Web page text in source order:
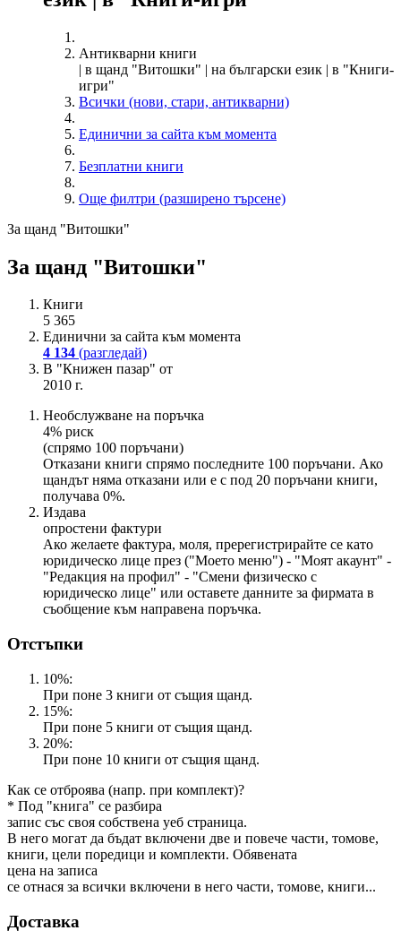
Антикварни книги
| в щанд "Витошки" | на български език | в "Книги-
игри"
Всички (нови, стари, антикварни)
Единични за сайта към момента
Безплатни книги
Още филтри (разширено търсене)
За щанд "Витошки"
За щанд "Витошки"
Книги
5 365
Единични за сайта към момента
4 134 (разгледай)
В "Книжен пазар" от
2010 г.
Необслужване на поръчка
4% риск
(спрямо 100 поръчани)
Отказани книги спрямо последните 100 поръчани. Ако
щандът няма отказани или е с под 20 поръчани книги,
получава 0%.
Издава
опростени фактури
Ако желаете фактура, моля, пререгистрирайте се като
юридическо лице през ("Моето меню") - "Моят акаунт" -
"Редакция на профил" - "Смени физическо с
юридическо лице" или оставете данните за фирмата в
съобщение към направена поръчка.
Отстъпки
10%:
При поне 3 книги от същия щанд.
15%:
При поне 5 книги от същия щанд.
20%:
При поне 10 книги от същия щанд.
Как се отброява (напр. при комплект)?
* Под "книга" се разбира
запис със своя собствена уеб страница.
В него могат да бъдат включени две и повече части, томове,
книги, цели поредици и комплекти. Обявената
цена на записа
се отнася за всички включени в него части, томове, книги...
Доставка